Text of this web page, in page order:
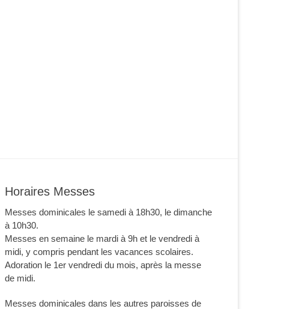
Horaires Messes
Messes dominicales le samedi à 18h30, le dimanche
à 10h30.
Messes en semaine le mardi à 9h et le vendredi à
midi, y compris pendant les vacances scolaires.
Adoration le 1er vendredi du mois, après la messe
de midi.
Messes dominicales dans les autres paroisses de